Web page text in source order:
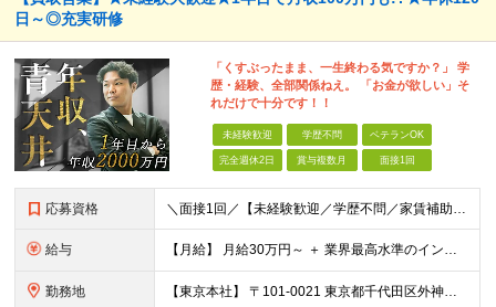
日～◎充実研修
「くすぶったまま、一生終わる気ですか？」 学
歴・経験、全部関係ねえ。 「お金が欲しい」そ
れだけで十分です！！
未経験歓迎 学歴不問 ベテランOK
完全週休2日 賞与複数月 面接1回
応募資格 ＼面接1回／【未経験歓迎／学歴不問／家賃補助あり】 社会人デビューや＆収入アップを実現したい方 人柄を重視した採用を行っています。 書類選考は厳格ではなく、面接は基本1回！スピーディに選考を進めてい
給与 【月給】 月給30万円～ ＋ 業界最高水準のインセンティブ ＋ 各種手当 「稼がせたい」という会社の想いから、還元率は粗利の10～28％に設定。 頑張りがそのまま月収に直結する、嘘のない給与体系です
勤務地 【東京本社】 〒101-0021 東京都千代田区外神田5-2-3 ┗最寄駅：御徒町駅／秋葉原駅 ┗受動喫煙対策：屋内禁煙 ■その他：神奈川県、埼玉県、千葉県や全国への出張もあり ※転居を伴う転勤は